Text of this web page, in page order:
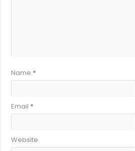
Name *
Email *
Website